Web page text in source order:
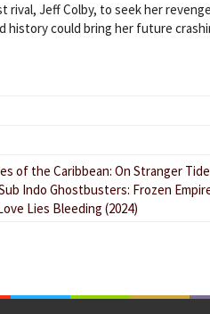
rival, Jeff Colby, to seek her
history could bring her future
of the Caribbean: On Stranger
Indo Ghostbusters: Frozen
Lies Bleeding (2024)